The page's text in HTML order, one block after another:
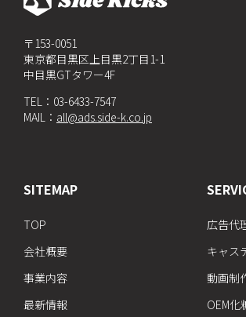
〒153-0051
東京都目黒区上目黒2丁目1-1
中目黒GTタワー4F
TEL： 03-6433-7547
MAIL： all@ads.side-k.co.jp
SITEMAP
TOP
会社概要
事業内容
最新情報
広告代
キャス
動画制
OEM化